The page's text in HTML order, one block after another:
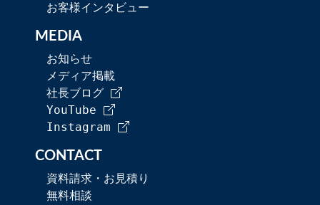
お客様インタビュー
MEDIA
お知らせ
メディア掲載
社長ブログ
YouTube
Instagram
CONTACT
資料請求・お見積り
無料相談